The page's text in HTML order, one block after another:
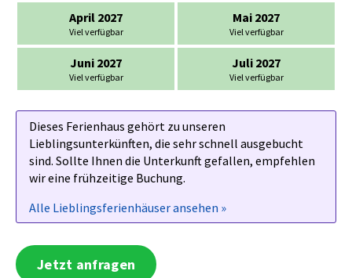
April 2027
Viel verfügbar
Mai 2027
Viel verfügbar
Juni 2027
Viel verfügbar
Juli 2027
Viel verfügbar
Dieses Ferienhaus gehört zu unseren
Lieblingsunterkünften, die sehr schnell ausgebucht
sind. Sollte Ihnen die Unterkunft gefallen, empfehlen
wir eine frühzeitige Buchung.
Alle Lieblingsferienhäuser ansehen »
Jetzt anfragen